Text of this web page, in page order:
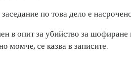
по това дело е
в опит за убийство за
момче, се казва в записите.